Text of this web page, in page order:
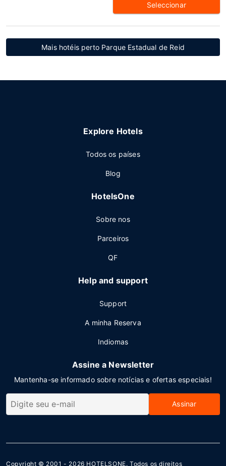
Seleccionar
Mais hotéis perto Parque Estadual de Reid
Explore Hotels
Todos os países
Blog
HotelsOne
Sobre nos
Parceiros
QF
Help and support
Support
A minha Reserva
Indiomas
Assine a Newsletter
Mantenha-se informado sobre notícias e ofertas especiais!
Assinar
Copyright © 2001 - 2026 HOTELSONE. Todos os direitos